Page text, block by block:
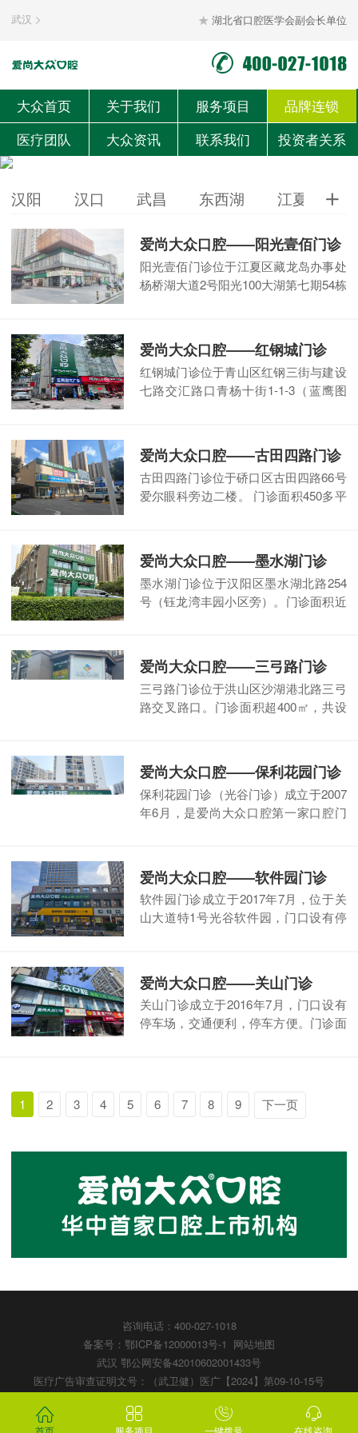
武汉   湖北省口腔医学会副会长单位
 湖北省守合同重信用单位
大众首页 关于我们 服务项目
品牌连锁
医疗团队
大众资讯 联系我们 投资者关系
汉阳 汉口 武昌 东西湖 江夏 
爱尚大众口腔——阳光壹佰门诊
阳光壹佰门诊位于江夏区藏龙岛办事处
杨桥湖大道2号阳光100大湖第七期54栋
全文】
爱尚大众口腔——红钢城门诊
红钢城门诊位于青山区红钢三街与建设
七路交汇路口青杨十街1-1-3（蓝鹰图
文】
爱尚大众口腔——古田四路门诊
古田四路门诊位于硚口区古田四路66号
爱尔眼科旁边二楼。 门诊面积450多平
爱尚大众口腔——墨水湖门诊
墨水湖门诊位于汉阳区墨水湖北路254
号（钰龙湾丰园小区旁）。门诊面积近
全文】
爱尚大众口腔——三弓路门诊
三弓路门诊位于洪山区沙湖港北路三弓
路交叉路口。门诊面积超400㎡，共设
文】
爱尚大众口腔——保利花园门诊
保利花园门诊（光谷门诊）成立于2007
年6月，是爱尚大众口腔第一家口腔门
【阅读全文】
爱尚大众口腔——软件园门诊
软件园门诊成立于2017年7月，位于关
山大道特1号光谷软件园，门口设有停
读全文】
爱尚大众口腔——关山门诊
关山门诊成立于2016年7月，门口设有
停车场，交通便利，停车方便。门诊面
1
2 3 4 5 6 7 8 9 下一页
咨询电话：400-027-1018
备案号：鄂ICP备12000013号-1 网站地图
武汉 鄂公网安备42010602001433号
医疗广告审查证明文号：（武卫健）医广【2024】第09-10-15号

首页

服务项目

一键拨号

在线咨询